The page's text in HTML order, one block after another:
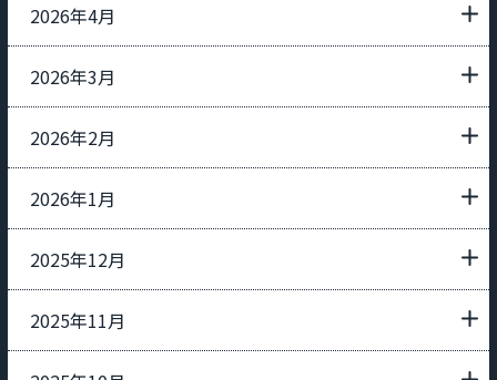
2026年4月
2026年3月
2026年2月
2026年1月
2025年12月
2025年11月